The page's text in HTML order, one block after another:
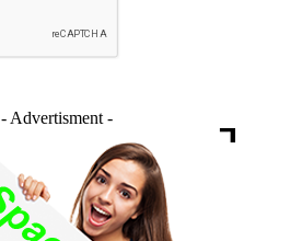
- Advertisment -